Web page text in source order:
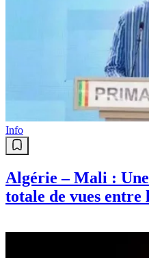
Info
Algérie – Mali :
totale de vues entre